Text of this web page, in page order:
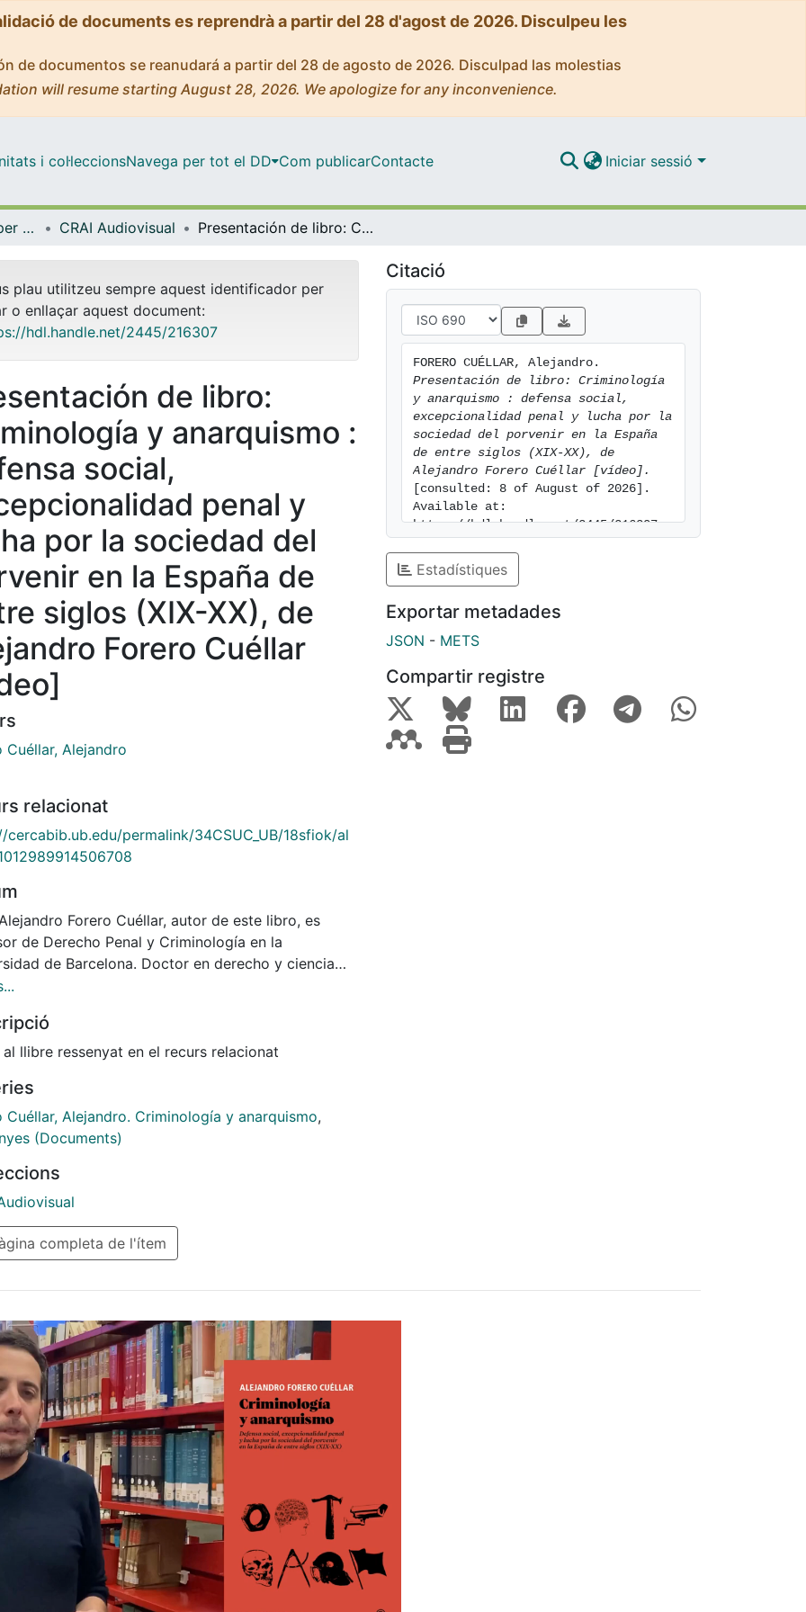
de documents es reprendrà a partir del 28 d'agost de 2026. Disculpeu les
de documentos se reanudará a partir del 28 de agosto de 2026. Disculpad las molestias
will resume starting August 28, 2026. We apologize for any inconvenience.
i col·leccionsNavega per tot el DD Com publicarContacte Iniciar sessió
Centre de Recursos per a l'Aprenentatge i la Investigació (CRAI-UB) - Institucional CRAI Audiovisual Presentación de libro: Criminología y anarquismo : defensa social, excepcionalidad penal y lucha por la sociedad del porvenir en la España de entre siglos (XIX-XX), de Alejandro Forero Cuéllar [vídeo]
plau utilitzeu sempre aquest identificador per
o enllaçar aquest document:
hdl.handle.net/2445/216307
de libro:
y anarquismo :
social,
penal y
por la sociedad del
en la España de
siglos (XIX-XX), de
Forero Cuéllar
Cuéllar, Alejandro
relacionat
cercabib.ub.edu/permalink/34CSUC_UB/18sfiok/al
Forero Cuéllar, autor de este libro, es
de Derecho Penal y Criminología en la
de Barcelona. Doctor en derecho y ciencia
y máster en sistema penal y problemas sociales
estudiando y como docente en temas
con los sistemas penitenciarios, la tortura,
y el anarquismo español.
se centra en el estudio y la contraposición de dos
y aquellos del ideario anarquista respecto a
criminal. El texto realiza un recorrido por las
filosoficoteóricas de los discursos criminológicos y
configuración de su diagnosis sobre el «problema»
en el contexto del «progresismo»
al llibre ressenyat en el recurs relacionat
Cuéllar, Alejandro. Criminología y anarquismo,
(Documents)
completa de l'ítem
Citació
Presentación de libro: Criminología
y anarquismo : defensa social,
excepcionalidad penal y lucha por la
sociedad del porvenir en la España
de entre siglos (XIX-XX), de
Alejandro Forero Cuéllar [vídeo].
[consulted: 8 of August of 2026].
Available at:
https://hdl.handle.net/2445/216307
Estadístiques
Exportar metadades
JSON - METS
Compartir registre